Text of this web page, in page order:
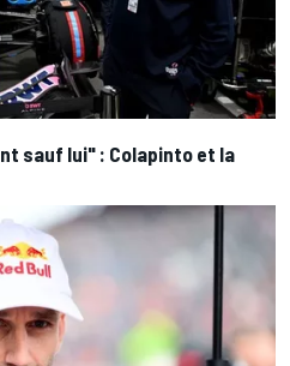
sauf lui" : Colapinto et la